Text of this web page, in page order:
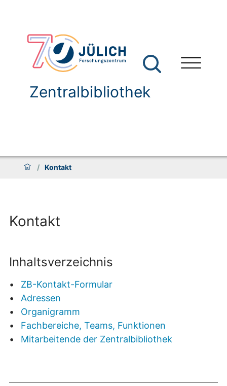
Zentralbibliothek
/ Kontakt
Kontakt
Inhaltsverzeichnis
ZB-Kontakt-Formular
Adressen
Organigramm
Fachbereiche, Teams, Funktionen
Mitarbeitende der Zentralbibliothek